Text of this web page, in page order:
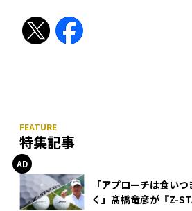
特集記事
「アプローチは食い
く」髙橋竜彦が『Z-